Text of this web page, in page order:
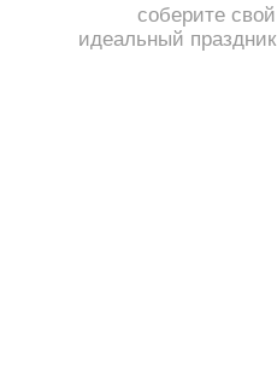
соберите свой
идеальный праздник